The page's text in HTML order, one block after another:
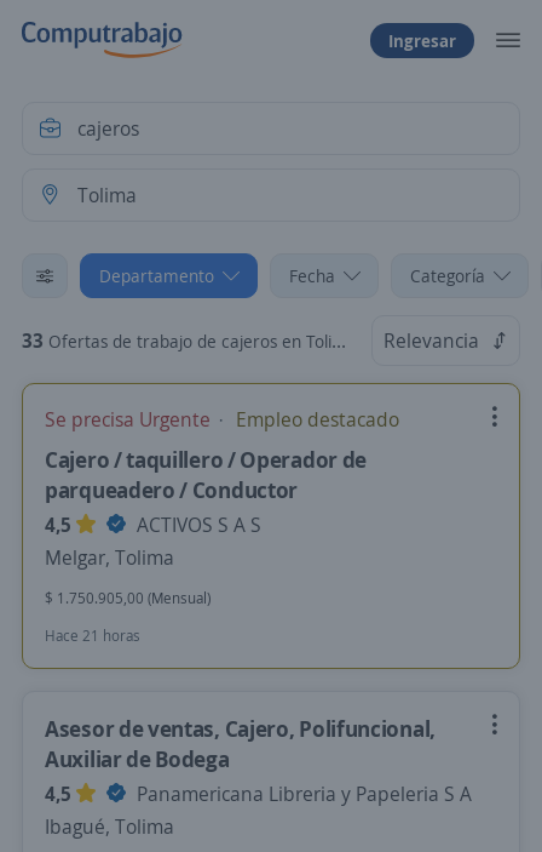
Ingresar
Departamento Fecha Categoría
33 Ofertas de trabajo de cajeros en Tolima Relevancia
Se precisa Urgente Empleo destacado
Cajero / taquillero / Operador de
parqueadero / Conductor
4,5
ACTIVOS S A S
Melgar, Tolima
$ 1.750.905,00 (Mensual)
Hace 21 horas
Asesor de ventas, Cajero, Polifuncional,
Auxiliar de Bodega
4,5
Panamericana Libreria y Papeleria S A
Ibagué, Tolima